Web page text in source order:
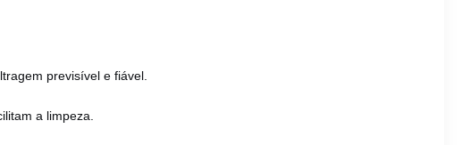
previsível e fiável.
a limpeza.